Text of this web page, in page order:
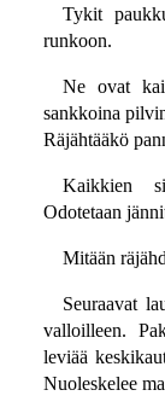
Tykit
runkoon.
Ne ovat
sankkoina
Räjähtääkö
Kaikkien
Odotetaan
Mitään
Seuraavat
valloilleen.
leviää
Nuoleskelee